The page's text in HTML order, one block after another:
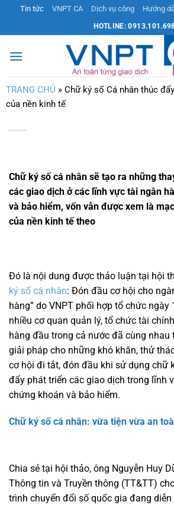
nội
dung
Tin tức VNPT CA Dịch vụ công Hướng
HOTLINE:
TRANG CHỦ » Chữ ký số Cá nhân thúc
của nền kinh tế
Chữ ký số cá nhân sẽ tạo ra những
các giao dịch ở các lĩnh vực tài ngân
và bảo hiểm, vốn vẫn được xem là
của nền kinh tế theo
Đó là nội dung được thảo luận tại hội
ký số cá nhân: Đón đầu cơ hội cho
hàng” do VNPT phối hợp tổ chức ngày
nhiều cơ quan quản lý, tổ chức tài
hàng đầu trong cả nước đã cùng nhau
giải pháp cho những khó khăn, thử
cơ hội đi tắt, đón đầu khi sử dụng chữ
đẩy phát triển các giao dịch trong lĩnh
chứng khoán và bảo hiểm.
Chữ ký số cá nhân: vừa tiện vừa an
Chia sẻ tại hội thảo, ông Nguyễn Huy
Thông tin và Truyền thông (TT&TT)
trình chuyển đổi số quốc gia đang diễn